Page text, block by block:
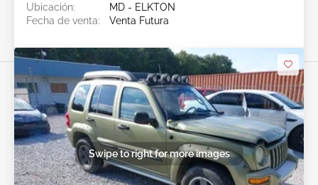
Ubicación:
MD - ELKTON
Fecha de venta:
Venta Futura
Swipe to right for more images